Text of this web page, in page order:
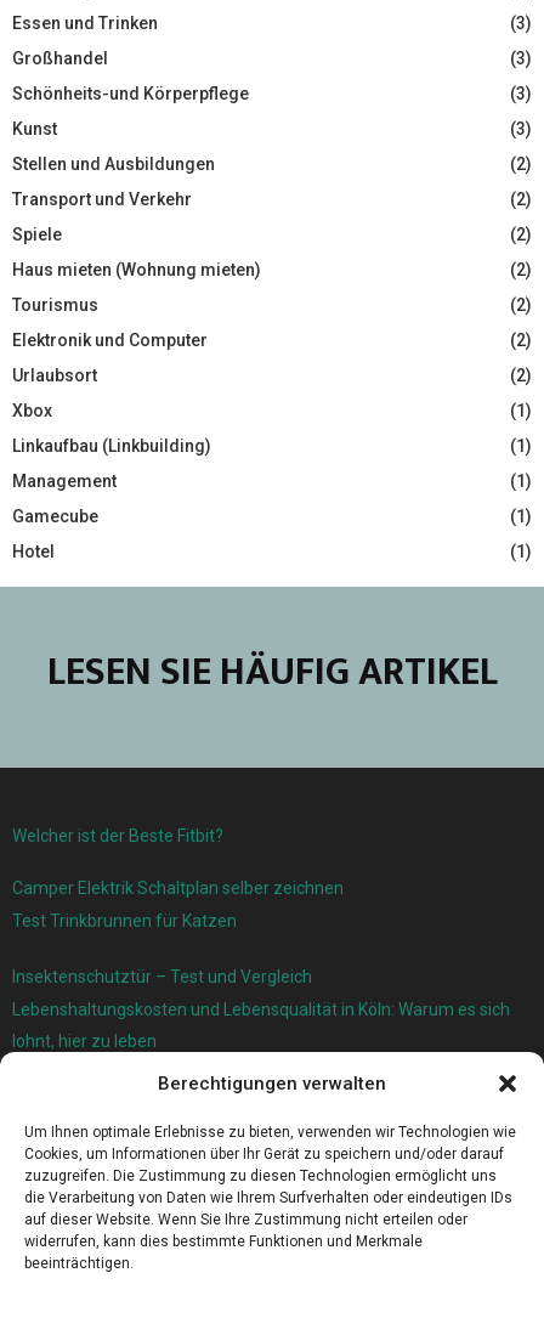
Berechtigungen verwalten
Um Ihnen optimale Erlebnisse zu bieten, verwenden wir Technologien wie
Cookies, um Informationen über Ihr Gerät zu speichern und/oder darauf
zuzugreifen. Die Zustimmung zu diesen Technologien ermöglicht uns
die Verarbeitung von Daten wie Ihrem Surfverhalten oder eindeutigen IDs
auf dieser Website. Wenn Sie Ihre Zustimmung nicht erteilen oder
widerrufen, kann dies bestimmte Funktionen und Merkmale
beeinträchtigen.
Essen und Trinken
(3)
Großhandel
(3)
Schönheits-und Körperpflege
(3)
Kunst
(3)
Stellen und Ausbildungen
(2)
Transport und Verkehr
(2)
Spiele
(2)
Haus mieten (Wohnung mieten)
(2)
Tourismus
(2)
Elektronik und Computer
(2)
Urlaubsort
(2)
Xbox
(1)
Linkaufbau (Linkbuilding)
(1)
Management
(1)
Gamecube
(1)
Hotel
(1)
LESEN SIE HÄUFIG ARTIKEL
Welcher ist der Beste Fitbit?
Camper Elektrik Schaltplan selber zeichnen
Test Trinkbrunnen für Katzen
Insektenschutztür – Test und Vergleich
Lebenshaltungskosten und Lebensqualität in Köln: Warum es sich
lohnt, hier zu leben
Ersatzfedern für Ihr Trampolin
Holländischer Stoffmarkt in Ihrer Nähe